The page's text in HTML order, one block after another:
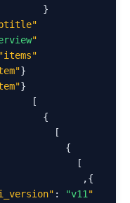
"subtitle"
"shortcode"
"items"
              {
"item"
              {
"item"
"api_version"
: "v11"